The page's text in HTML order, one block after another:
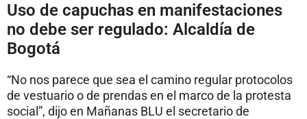
Uso de capuchas en manifestaciones
no debe ser regulado: Alcaldía de
Bogotá
“No nos parece que sea el camino regular protocolos
de vestuario o de prendas en el marco de la protesta
social”, dijo en Mañanas BLU el secretario de